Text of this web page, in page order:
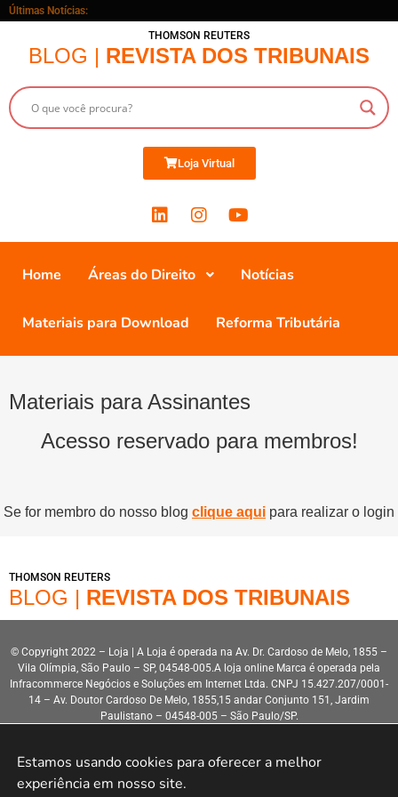
Últimas Notícias:
THOMSON REUTERS
BLOG | REVISTA DOS TRIBUNAIS
Loja Virtual
Home Áreas do Direito Notícias
Materiais para Download Reforma Tributária
Materiais para Assinantes
Acesso reservado para membros!
Se for membro do nosso blog clique aqui para realizar o login
THOMSON REUTERS
BLOG | REVISTA DOS TRIBUNAIS
© Copyright 2022 – Loja | A Loja é operada na Av. Dr. Cardoso de Melo, 1855 –
Vila Olímpia, São Paulo – SP, 04548-005.A loja online Marca é operada pela
Infracommerce Negócios e Soluções em Internet Ltda. CNPJ 15.427.207/0001-
14 – Av. Doutor Cardoso De Melo, 1855,15 andar Conjunto 151, Jardim
Paulistano – 04548-005 – São Paulo/SP.
Estamos usando cookies para oferecer a melhor
experiência em nosso site.